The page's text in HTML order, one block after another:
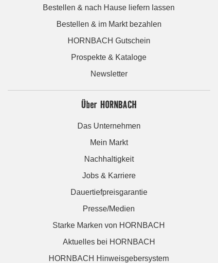
Bestellen & nach Hause liefern lassen
Bestellen & im Markt bezahlen
HORNBACH Gutschein
Prospekte & Kataloge
Newsletter
Über HORNBACH
Das Unternehmen
Mein Markt
Nachhaltigkeit
Jobs & Karriere
Dauertiefpreisgarantie
Presse/Medien
Starke Marken von HORNBACH
Aktuelles bei HORNBACH
HORNBACH Hinweisgebersystem